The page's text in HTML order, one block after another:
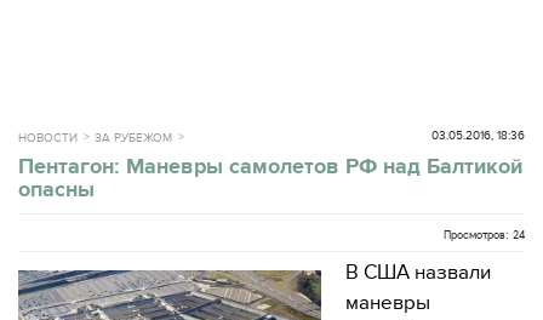
НОВОСТИ ЗА РУБЕЖОМ 03.05.2016, 18:36
Пентагон: Маневры самолетов РФ над Балтикой
опасны
Просмотров: 24
В США назвали
маневры